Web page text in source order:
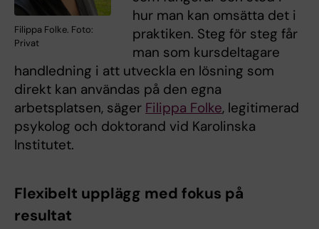
Filippa Folke. Foto:
Privat
hur man kan omsätta det i
praktiken. Steg för steg får
man som kursdeltagare
handledning i att utveckla en lösning som
direkt kan användas på den egna
arbetsplatsen, säger Filippa Folke, legitimerad
psykolog och doktorand vid Karolinska
Institutet.
Flexibelt upplägg med fokus på
resultat